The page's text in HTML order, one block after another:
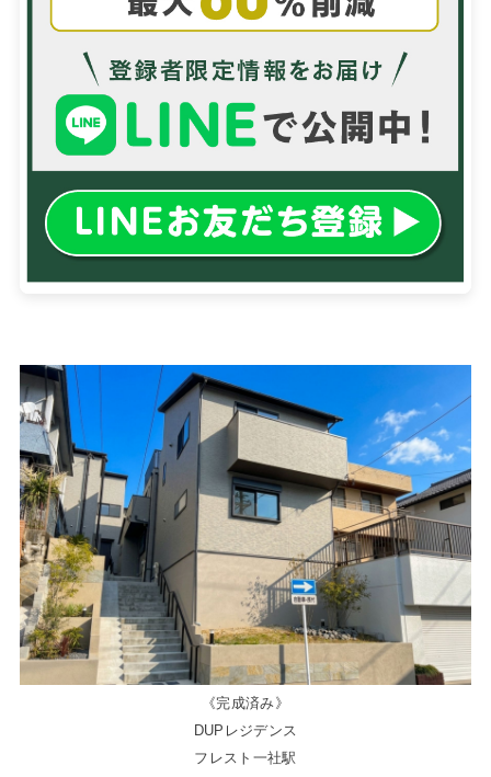
《完成済み》
DUPレジデンス
フレスト一社駅